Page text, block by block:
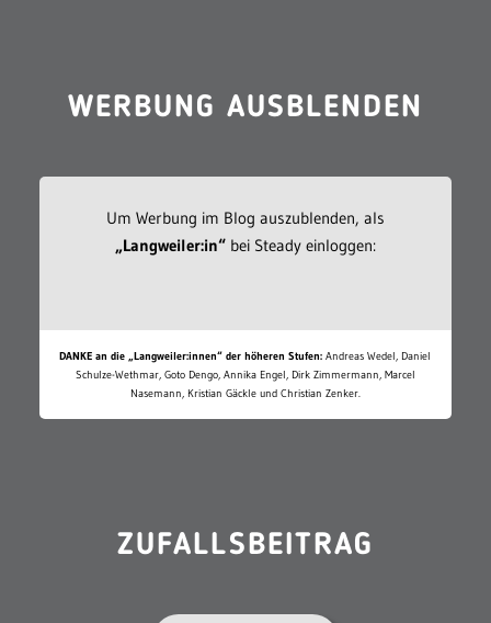
WERBUNG AUSBLENDEN
Um Werbung im Blog auszublenden, als
„Langweiler:in“bei Steady einloggen:
DANKE an die „Langweiler:innen“ der höheren Stufen: Andreas Wedel, Daniel
Schulze-Wethmar, Goto Dengo, Annika Engel, Dirk Zimmermann, Marcel
Nasemann, Kristian Gäckle und Christian Zenker.
ZUFALLSBEITRAG